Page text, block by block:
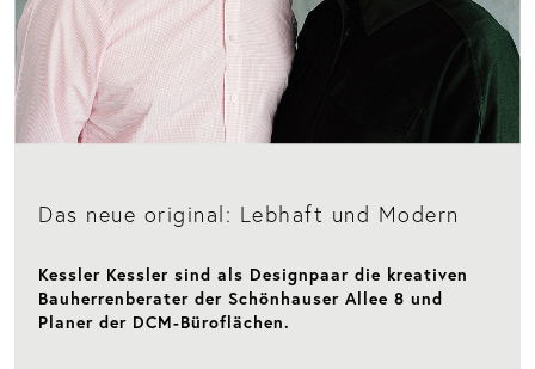
Das neue original: Lebhaft und Modern
Kessler Kessler sind als Designpaar die kreativen
Bauherrenberater der Schönhauser Allee 8 und
Planer der DCM-Büroflächen.